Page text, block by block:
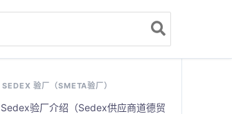
SEDEX 验厂（SMETA验厂）
Sedex验厂介绍（Sedex供应商道德贸